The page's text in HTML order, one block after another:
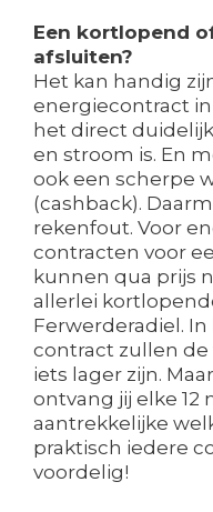
Een kortlopend
afsluiten?
Het kan handig
energiecontract
het direct
en stroom is. En
ook een scherpe
(cashback).
rekenfout. Voor
contracten voor
kunnen qua prijs
allerlei
Ferwerderadiel.
contract zullen de
iets lager zijn.
ontvang jij elke 12
aantrekkelijke
praktisch iedere
voordelig!